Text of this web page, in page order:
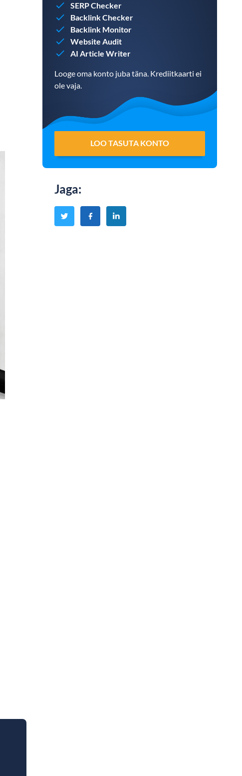
SERP Checker
Backlink Checker
Backlink Monitor
Website Audit
AI Article Writer
Looge oma konto juba täna. Krediitkaarti ei
ole vaja.
LOO TASUTA KONTO
Jaga: